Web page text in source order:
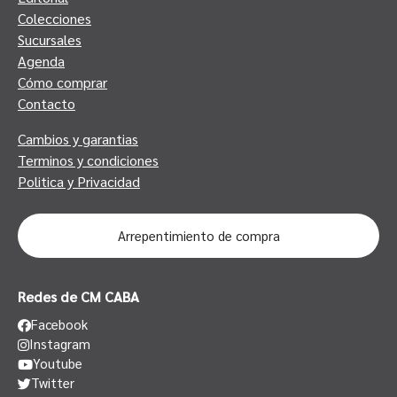
Colecciones
Sucursales
Agenda
Cómo comprar
Contacto
Cambios y garantias
Terminos y condiciones
Politica y Privacidad
Arrepentimiento de compra
Redes de CM CABA
Facebook
Instagram
Youtube
Twitter